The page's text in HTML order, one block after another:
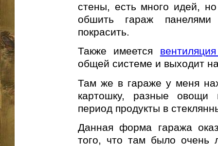
стены, есть много идей,
обшить гараж
покрасить.
Также имеется
общей системе и выходит
Там же в гараже у меня
картошку, разные овощи
период продукты в
Данная форма гаража
того, что там было очень